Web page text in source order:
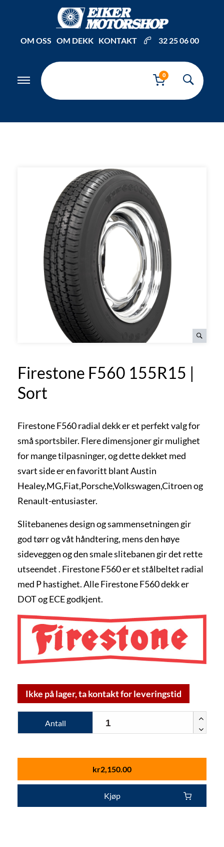
OM OSS OM DEKK KONTAKT 32 25 06 00
0
Firestone F560 155R15 |
Sort
Firestone F560 radial dekk er et perfekt valg for
små sportsbiler. Flere dimensjoner gir mulighet
for mange tilpasninger, og dette dekket med
svart side er en favoritt blant Austin
Healey,MG,Fiat,Porsche,Volkswagen,Citroen og
Renault-entusiaster.
Slitebanenes design og sammensetningen gir
god tørr og våt håndtering, mens den høye
sideveggen og den smale slitebanen gir det rette
utseendet . Firestone F560 er et stålbeltet radial
med P hastighet. Alle Firestone F560 dekk er
DOT og ECE godkjent.
Ikke på lager, ta kontakt for leveringstid
Antall
kr2,150.00
Kjøp